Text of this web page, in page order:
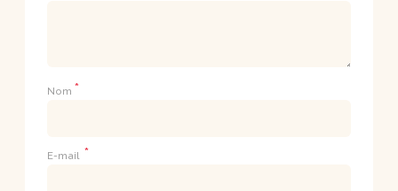
Nom *
E-mail *